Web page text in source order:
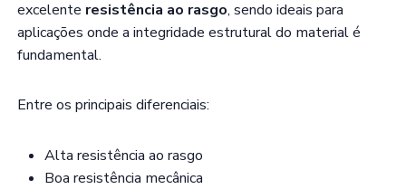
excelente resistência ao rasgo, sendo ideais para
aplicações onde a integridade estrutural do material é
fundamental.
Entre os principais diferenciais:
Alta resistência ao rasgo
Boa resistência mecânica